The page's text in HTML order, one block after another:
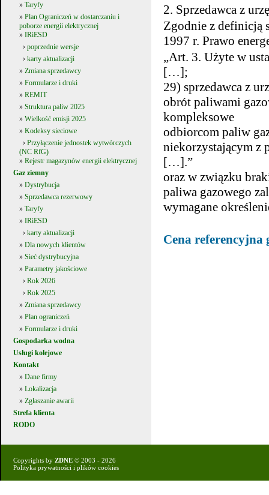
» Taryfy
» Plan Ograniczeń w dostarczaniu i
poborze energii elektrycznej
» IRiESD
› poprzednie wersje
› karty aktualizacji
» Zmiana sprzedawcy
» Formularze i druki
» REMIT
» Struktura paliw 2025
» Wielkość emisji 2025
» Kodeksy sieciowe
› Przyłączenie jednostek wytwórczych
(NC RfG)
» Rejestr magazynów energii elektrycznej
Gaz ziemny
» Dystrybucja
» Sprzedawca rezerwowy
» Taryfy
» IRiESD
› karty aktualizacji
» Dla nowych klientów
» Sieć dystrybucyjna
» Parametry jakościowe
› Rok 2026
› Rok 2025
» Zmiana sprzedawcy
» Plan ograniczeń
» Formularze i druki
Gospodarka wodna
Usługi kolejowe
Kontakt
» Dane firmy
» Lokalizacja
» Zgłaszanie awarii
Strefa klienta
RODO
2. Sprzedawca z
Zgodnie z definicją
1997 r. Prawo
„Art. 3. Użyte w
[…];
29) sprzedawca z
obrót paliwami
kompleksowe
odbiorcom paliw
niekorzystającym z
[…].”
oraz w związku
paliwa gazowego
wymagane
Cena referencyjna
Copyrights by ZDNE © 2003 - 2026
Polityka prywatności i plików cookies